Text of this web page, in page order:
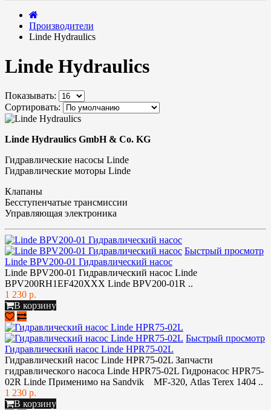
Производители
Linde Hydraulics
Linde Hydraulics
Показывать:
Сортировать:
Linde Hydraulics GmbH & Co. KG
Гидравлические насосы Linde
Гидравлические моторы Linde
Клапаны
Бесступенчатые трансмиссии
Управляющая электроника
Быстрый просмотр
Linde BPV200-01 Гидравлический насос
Linde BPV200-01 Гидравлический насос Linde
BPV200RH1EF420XXX Linde BPV200-01R ..
1 230 р.
В корзину
Быстрый просмотр
Гидравлический насос Linde HPR75-02L
Гидравлический насос Linde HPR75-02L Запчасти
гидравлического насоса Linde HPR75-02L Гидронасос HPR75-
02R Linde Применимо на Sandvik MF-320, Atlas Terex 1404 ..
1 230 р.
В корзину